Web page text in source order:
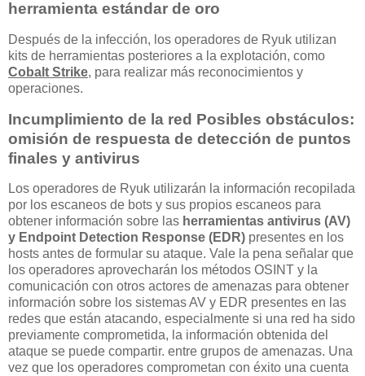
herramienta estándar de oro
Después de la infección, los operadores de Ryuk utilizan
kits de herramientas posteriores a la explotación, como
Cobalt Strike, para realizar más reconocimientos y
operaciones.
Incumplimiento de la red Posibles obstáculos:
omisión de respuesta de detección de puntos
finales y antivirus
Los operadores de Ryuk utilizarán la información recopilada
por los escaneos de bots y sus propios escaneos para
obtener información sobre las herramientas antivirus (AV)
y Endpoint Detection Response (EDR) presentes en los
hosts antes de formular su ataque. Vale la pena señalar que
los operadores aprovecharán los métodos OSINT y la
comunicación con otros actores de amenazas para obtener
información sobre los sistemas AV y EDR presentes en las
redes que están atacando, especialmente si una red ha sido
previamente comprometida, la información obtenida del
ataque se puede compartir. entre grupos de amenazas. Una
vez que los operadores comprometan con éxito una cuenta